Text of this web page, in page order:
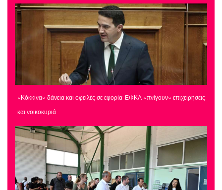
«Κόκκινα» δάνεια και οφειλές σε εφορία-ΕΦΚΑ «πνίγουν» επιχειρήσεις
και νοικοκυριά